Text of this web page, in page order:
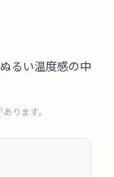
るい温度感の中
ります。